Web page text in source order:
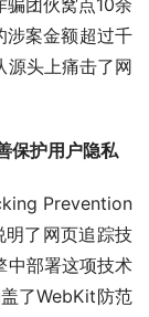
团伙窝点10余
涉案金额超过千
源头上痛击了网
保护用户隐私
Prevention
了网页追踪技
中部署这项技术
了WebKit防范